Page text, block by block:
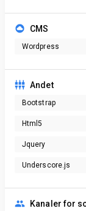
CMS
Wordpress
Andet
Bootstrap
Html5
Jquery
Underscore.js
Kanaler for